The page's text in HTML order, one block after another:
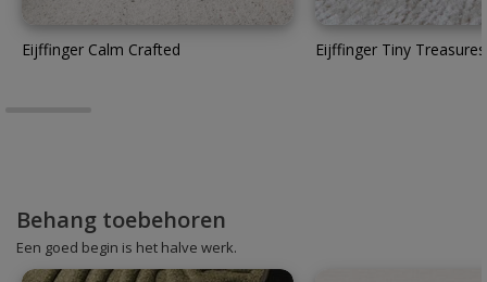
Eijffinger Calm Crafted Eijffinger Tiny Treasures
Behang toebehoren
Een goed begin is het halve werk.